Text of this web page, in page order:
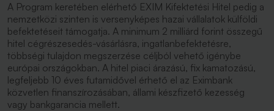
A Program keretében elérhető EXIM Kifektetési Hitel pedig a
nemzetközi szinten is versenyképes hazai vállalatok külföldi
befektetéseit támogatja. A minimum 2 milliárd forint összegű
hitel cégrészesedés-vásárlásra, ingatlanbefektetésre,
többségi tulajdon megszerzése céljból vehető igénybe
európai országokban. A hitel piaci árazású, fix kamatozású,
legfeljebb 10 éves futamidővel érhető el az Eximbank
közvetlen finanszírozásában, állami készfizető kezesség
vagy bankgarancia mellett.